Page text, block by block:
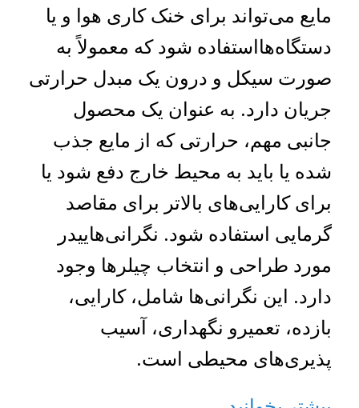
مایع می‌تواند برای خنک کاری هوا و یا
دستگاه‌هااستفاده شود که معمولاً به
صورت سیکل و درون یک مبدل حرارتی
جریان دارد. به عنوان یک محصول
جانبی مهم، حرارتی که از مایع جذب
شده یا باید به محیط خارج دفع شود یا
برای کارایی‌های بالاتر برای مقاصد
گرمایی استفاده شود. نگرانی‌هاییدر
مورد طراحی و انتخاب چیلرها وجود
دارد. این نگرانی‌ها شامل، کارایی،
بازده، تعمیرو نگهداری، آسیب
پذیری‌های محیطی است.